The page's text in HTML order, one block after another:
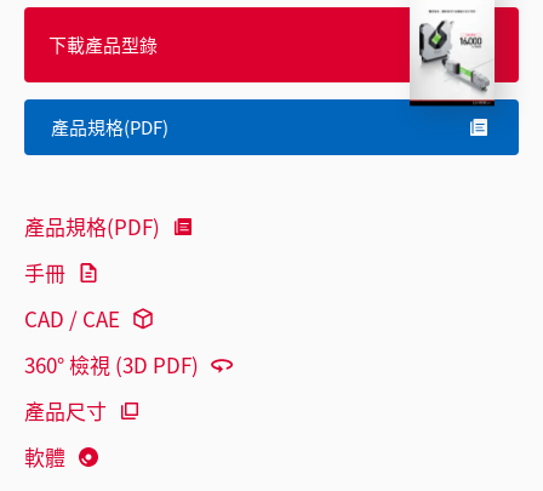
下載產品型錄
產品規格(PDF)
產品規格(PDF)
手冊
CAD / CAE
360° 檢視 (3D PDF)
產品尺寸
軟體